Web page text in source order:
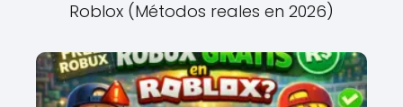
Roblox (Métodos reales en 2026)